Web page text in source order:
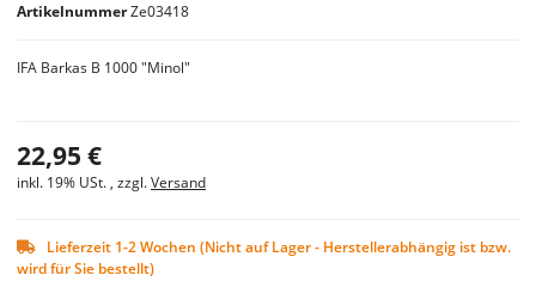
ArtikelnummerZe03418
IFA Barkas B 1000 "Minol"
22,95 €
inkl. 19% USt. , zzgl.Versand
Lieferzeit 1-2 Wochen (Nicht auf Lager - Herstellerabhängig ist bzw.
wird für Sie bestellt)